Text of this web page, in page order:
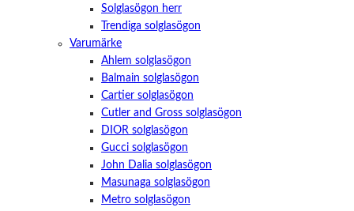
Solglasögon herr
Trendiga solglasögon
Varumärke
Ahlem solglasögon
Balmain solglasögon
Cartier solglasögon
Cutler and Gross solglasögon
DIOR solglasögon
Gucci solglasögon
John Dalia solglasögon
Masunaga solglasögon
Metro solglasögon